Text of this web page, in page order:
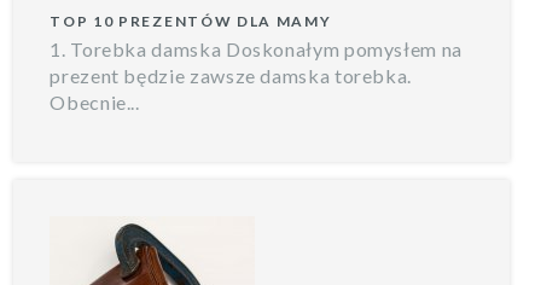
TOP 10 PREZENTÓW DLA MAMY
1. Torebka damska Doskonałym pomysłem na
prezent będzie zawsze damska torebka.
Obecnie...